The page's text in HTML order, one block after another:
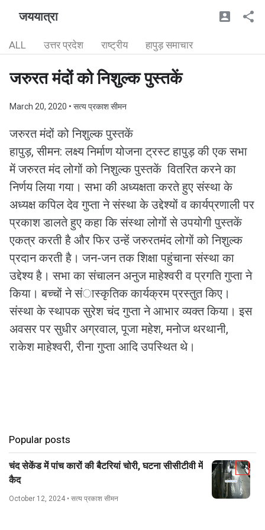
जययात्रा
ALL उत्तर प्रदेश राष्ट्रीय हापुड़ समाचार
जरुरत मंदों को निशुल्क पुस्तकें
March 20, 2020 • सत्य प्रकाश सीमन
जरुरत मंदों को निशुल्क पुस्तकें
हापुड़, सीमन: लक्ष्य निर्माण योजना ट्रस्ट हापुड़ की एक सभा
में जरुरत मंद लोगों को निशुल्क पुस्तकें वितरित करने का
निर्णय लिया गया। सभा की अध्यक्षता करते हुए संस्था के
अध्यक्ष कपिल देव गुप्ता ने संस्था के उद्देश्यों व कार्यप्रणाली पर
प्रकाश डालते हुए कहा कि संस्था लोगोंं से उपयोगी पुस्तकें
एकत्र करती है और फिर उन्हेंं जरुरतमंद लोगों को निशुल्क
प्रदान करती है। जन-जन तक शिक्षा पहुंचाना संस्था का
उद्देश्य है। सभा का संचालन अनुज माहेश्वरी व प्रगति गुप्ता ने
किया। बच्चों ने संास्कृतिक कार्यक्रम प्रस्तुत किए।
संस्था के स्थापक सुरेश चंद गुप्ता ने आभार व्यक्त किया। इस
अवसर पर सुधीर अग्रवाल, पूजा महेश, मनोज थरथानी,
राकेश माहेश्वरी, रीना गुप्ता आदि उपस्थित थे।
Popular posts
चंद सेकेंड में पांच कारों की बैटरियां चोरी, घटना सीसीटीवी में
कैद
October 12, 2024 • सत्य प्रकाश सीमन